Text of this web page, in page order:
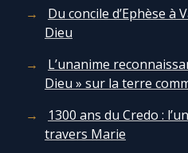
Du concile d’Ephèse à
Dieu
L’unanime
Dieu » sur la terre
1300 ans du Credo :
travers Marie